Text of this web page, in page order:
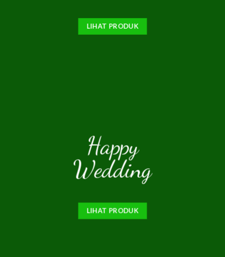
LIHAT PRODUK
Happy
Wedding
LIHAT PRODUK